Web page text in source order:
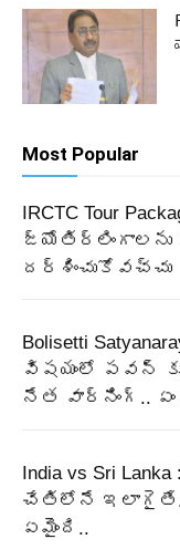
Most Popular
IRCTC Tour
దర్శించుకోవచ్చు
Bolisetti
విషయంలో పవన్
నేత వార్నింగ్..
India vs Sri
చేతిలోనే ఇలాగైతే..
ఏమైంది..